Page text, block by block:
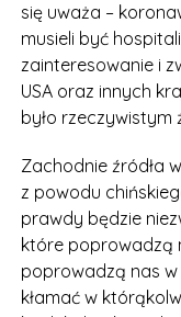
się uważa –
musieli być
zainteresowanie i
USA oraz innych
było rzeczywistym
Zachodnie źródła
z powodu
prawdy będzie
które poprowadzą
poprowadzą nas
kłamać w